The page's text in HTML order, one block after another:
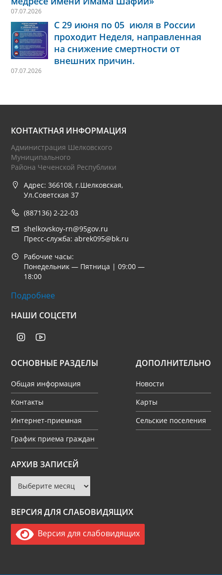
07.07.2026
С 29 июня по 05 июля в России
проходит Неделя, направленная
на снижение смертности от
внешних причин.
07.07.2026
КОНТАКТНАЯ ИНФОРМАЦИЯ
Администрация Шелковского
Муниципального
Района Чеченской Республики
Адрес: 366108, г.Шелковская,
Ул.Советская 37
(887136) 2-22-03
shelkovskoy-rn@95gov.ru
Пресс-служба: abrek095@bk.ru
Рабочие часы:
Понедельник — Пятница | 09:00 —
18:00
Подробнее
НАШИ СОЦСЕТИ
ОСНОВНЫЕ РАЗДЕЛЫ
Общая информация
Контакты
Интернет-приемная
График приема граждан
ДОПОЛНИТЕЛЬНО
Новости
Карты
Сельские поселения
АРХИВ ЗАПИСЕЙ
Архив
записей
ВЕРСИЯ ДЛЯ СЛАБОВИДЯЩИХ
Версия для слабовидящих